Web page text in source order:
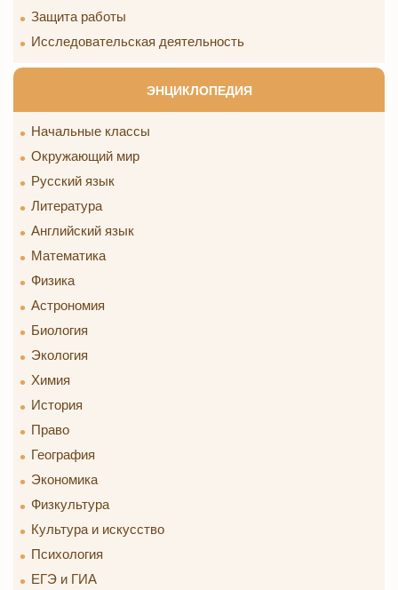
Защита работы
Исследовательская деятельность
ЭНЦИКЛОПЕДИЯ
Начальные классы
Окружающий мир
Русский язык
Литература
Английский язык
Математика
Физика
Астрономия
Биология
Экология
Химия
История
Право
География
Экономика
Физкультура
Культура и искусство
Психология
ЕГЭ и ГИА